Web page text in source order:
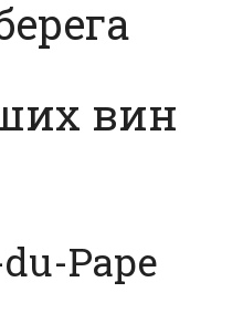
вин
Pape